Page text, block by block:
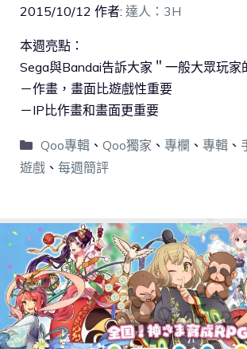
2015/10/12 作者: 達人：3H
本週亮點：
Sega與Bandai告訴大家＂一般大眾玩家
－作畫，畫面比遊戲性重要
－IP比作畫和畫面更重要
Qoo專輯、 Qoo獨家 、 專欄 、 專輯、
遊戲 、 每週簡評